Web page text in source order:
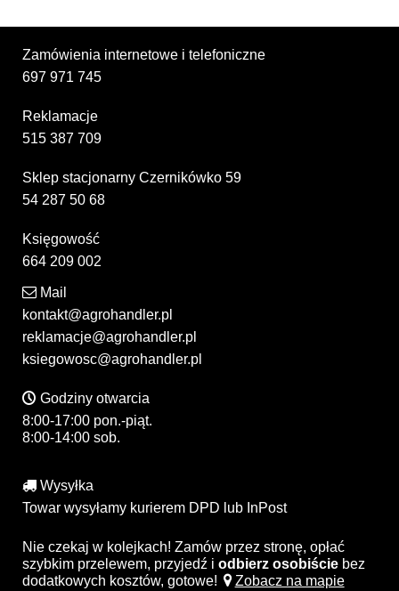
Zamówienia internetowe i telefoniczne
697 971 745
Reklamacje
515 387 709
Sklep stacjonarny Czernikówko 59
54 287 50 68
Księgowość
664 209 002
Mail
kontakt@agrohandler.pl
reklamacje@agrohandler.pl
ksiegowosc@agrohandler.pl
Godziny otwarcia
8:00-17:00 pon.-piąt.
8:00-14:00 sob.
Wysyłka
Towar wysyłamy kurierem DPD lub InPost
Nie czekaj w kolejkach! Zamów przez stronę, opłać
szybkim przelewem, przyjedź i odbierz osobiście bez
dodatkowych kosztów, gotowe!
Zobacz na mapie